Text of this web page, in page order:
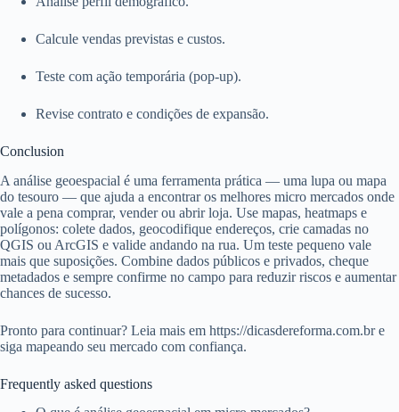
Calcule vendas previstas e custos.
Teste com ação temporária (pop-up).
Revise contrato e condições de expansão.
Conclusion
A análise geoespacial é uma ferramenta prática — uma lupa ou mapa
do tesouro — que ajuda a encontrar os melhores micro mercados onde
vale a pena comprar, vender ou abrir loja. Use mapas, heatmaps e
polígonos: colete dados, geocodifique endereços, crie camadas no
QGIS ou ArcGIS e valide andando na rua. Um teste pequeno vale
mais que suposições. Combine dados públicos e privados, cheque
metadados e sempre confirme no campo para reduzir riscos e aumentar
chances de sucesso.
Pronto para continuar? Leia mais em https://dicasdereforma.com.br e
siga mapeando seu mercado com confiança.
Frequently asked questions